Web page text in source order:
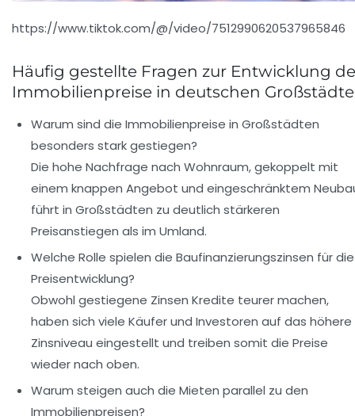
https://www.tiktok.com/@/video/7512990620537965846
Häufig gestellte Fragen zur Entwicklung
Immobilienpreise in deutschen
Warum sind die Immobilienpreise in Großstädten
besonders stark gestiegen?
Die hohe Nachfrage nach Wohnraum, gekoppelt mit
einem knappen Angebot und eingeschränktem
führt in Großstädten zu deutlich stärkeren
Preisanstiegen als im Umland.
Welche Rolle spielen die Baufinanzierungszinsen für die
Preisentwicklung?
Obwohl gestiegene Zinsen Kredite teurer machen,
haben sich viele Käufer und Investoren auf das höhere
Zinsniveau eingestellt und treiben somit die Preise
wieder nach oben.
Warum steigen auch die Mieten parallel zu den
Immobilienpreisen?